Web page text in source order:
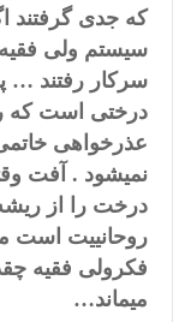
که جدی گرفتند
سرکار رفتند …
درختی است که
عذرخواهی
نمیشود . آفت
درخت را از
روحانییت است
فکرولی فقیه
میماند…